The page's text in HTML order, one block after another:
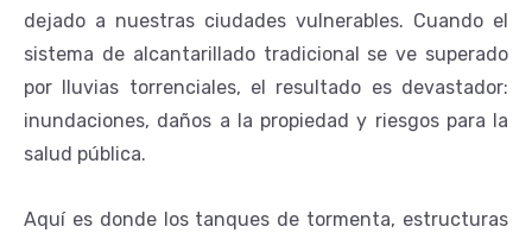
dejado a nuestras ciudades vulnerables. Cuando el
sistema de alcantarillado tradicional se ve superado
por lluvias torrenciales, el resultado es devastador:
inundaciones, daños a la propiedad y riesgos para la
salud pública.
Aquí es donde los tanques de tormenta, estructuras